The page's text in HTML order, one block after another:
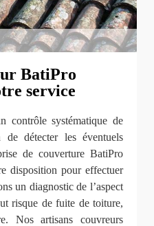
BatiPro
service
contrôle systématique de
détecter les éventuels
de couverture BatiPro
disposition pour effectuer
un diagnostic de l’aspect
risque de fuite de toiture,
Nos artisans couvreurs